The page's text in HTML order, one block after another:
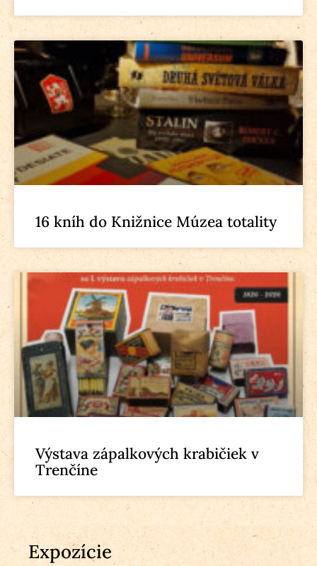
16 kníh do Knižnice Múzea totality
Výstava zápalkových krabičiek v
Trenčíne
Expozície